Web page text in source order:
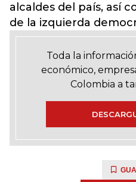
alcaldes del país, así
de la izquierda
Toda la
económico,
Colombia a